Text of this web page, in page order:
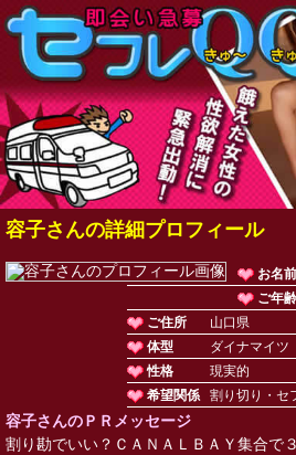
容子さんの詳細プロフィール
お名前
ご年齢
ご住所
山口県
体型
ダイナマイツ
性格
現実的
希望関係
割り切り・セ
容子さんのＰＲメッセージ
割り勘でいい？ＣＡＮＡＬＢＡＹ集合で